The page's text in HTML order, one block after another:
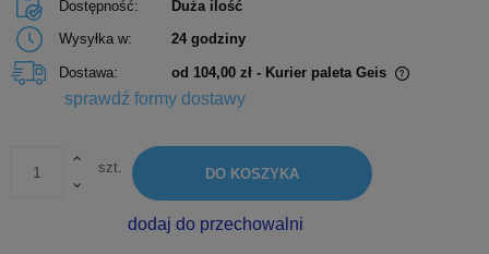
Dostępność:
Duża ilość
Wysyłka w:
24 godziny
Dostawa: od 104,00 zł - Kurier paleta Geis
Cena nie zawiera ewentualnych kosztów płatności
sprawdź formy dostawy
szt. DO KOSZYKA
dodaj do przechowalni